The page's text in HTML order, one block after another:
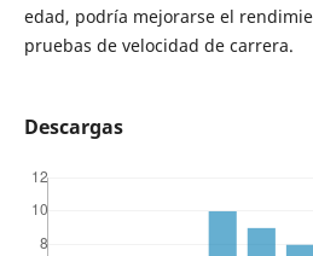
edad, podría mejorarse el
pruebas de velocidad de carrera.
Descargas